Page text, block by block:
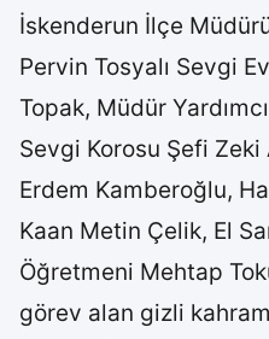
İskenderun İlçe
Pervin Tosyalı Sevgi
Topak, Müdür
Sevgi Korosu Şefi
Erdem Kamberoğlu,
Kaan Metin Çelik, El
Öğretmeni Mehtap
görev alan gizli